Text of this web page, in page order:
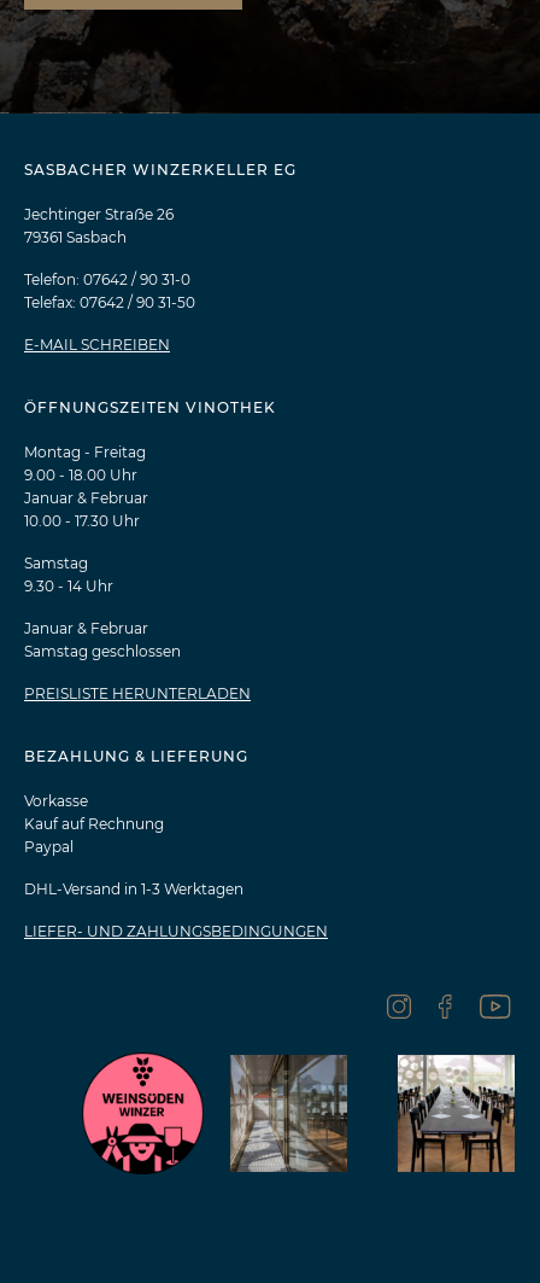
SASBACHER WINZERKELLER EG
Jechtinger Straẞe 26
79361 Sasbach
Telefon: 07642 / 90 31-0
Telefax: 07642 / 90 31-50
E-MAIL SCHREIBEN
ÖFFNUNGSZEITEN VINOTHEK
Montag - Freitag
9.00 - 18.00 Uhr
Januar & Februar
10.00 - 17.30 Uhr
Samstag
9.30 - 14 Uhr
Januar & Februar
Samstag geschlossen
PREISLISTE HERUNTERLADEN
BEZAHLUNG & LIEFERUNG
Vorkasse
Kauf auf Rechnung
Paypal
DHL-Versand in 1-3 Werktagen
LIEFER- UND ZAHLUNGSBEDINGUNGEN